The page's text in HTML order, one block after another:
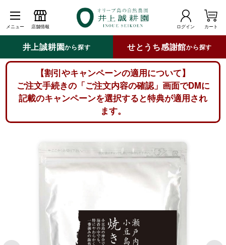
メニュー 店舗情報 ログイン カート
井上誠耕園から探す せとうち感謝館から探す
【割引やキャンペーンの適用について】
ご注文手続きの「ご注文内容の確認」画面でDMに
記載のキャンペーンを選択すると特典が適用され
ます。